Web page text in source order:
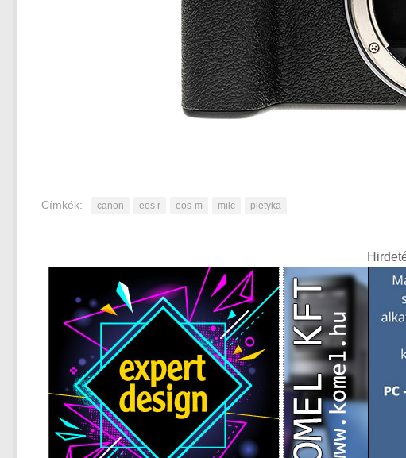
Címkék: canon eos r eos-m milc pletyka